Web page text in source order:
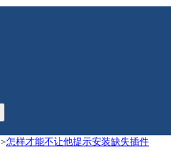
>怎样才能不让他提示安装缺失插件